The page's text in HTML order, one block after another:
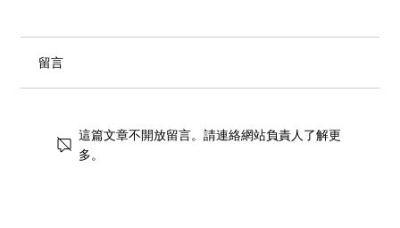
留言
這篇文章不開放留言。請連絡網站負責人了解更
多。